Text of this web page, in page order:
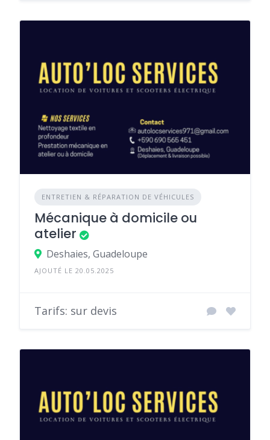
ENTRETIEN & RÉPARATION DE VÉHICULES
Mécanique à domicile ou
atelier
Deshaies, Guadeloupe
AJOUTÉ LE 20.05.2025
Tarifs: sur devis